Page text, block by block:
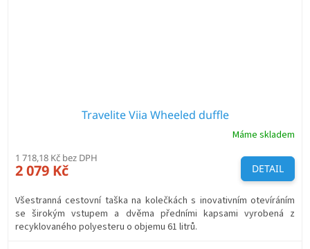
Travelite Viia Wheeled duffle
Máme skladem
1 718,18 Kč bez DPH
2 079 Kč DETAIL
Všestranná cestovní taška na kolečkách s inovativním otevíráním
se širokým vstupem a dvěma předními kapsami vyrobená z
recyklovaného polyesteru o objemu 61 litrů.